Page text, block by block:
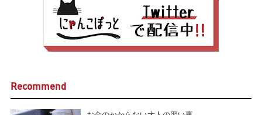
Recommend